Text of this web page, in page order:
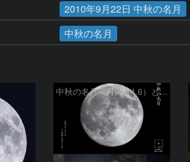
2010年9月22日 中秋の名月
中秋の名月
中秋の名月（月齢 14.6）と 土星